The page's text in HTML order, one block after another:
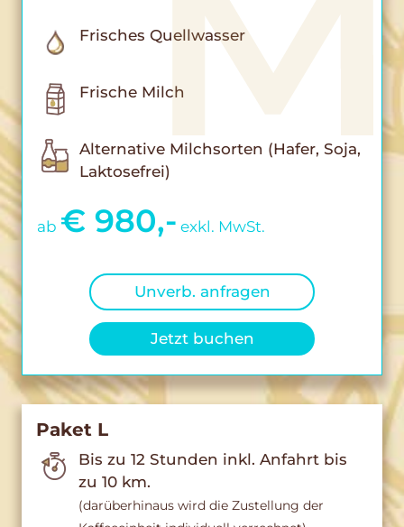
Frisches Quellwasser
Frische Milch
Alternative Milchsorten (Hafer, Soja,
Laktosefrei)
ab € 980,- exkl. MwSt.
Unverb. anfragen
Jetzt buchen
Paket L
Bis zu 12 Stunden inkl. Anfahrt bis
zu 10 km.
(darüberhinaus wird die Zustellung der